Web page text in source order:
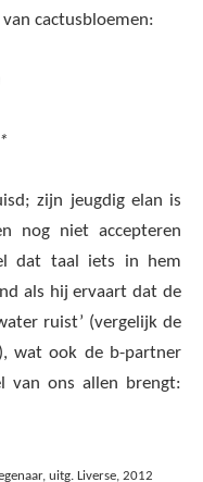
cactusbloemen:
zijn jeugdig elan is
nog niet accepteren
dat taal iets in hem
als hij ervaart dat de
ruist’ (vergelijk de
wat ook de b-partner
van ons allen brengt:
uitg. Liverse, 2012